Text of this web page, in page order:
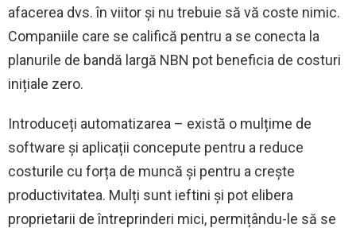
afacerea dvs. în viitor și nu trebuie să vă coste nimic.
Companiile care se califică pentru a se conecta la
planurile de bandă largă NBN pot beneficia de costuri
inițiale zero.
Introduceți automatizarea – există o mulțime de
software și aplicații concepute pentru a reduce
costurile cu forța de muncă și pentru a crește
productivitatea. Mulți sunt ieftini și pot elibera
proprietarii de întreprinderi mici, permițându-le să se